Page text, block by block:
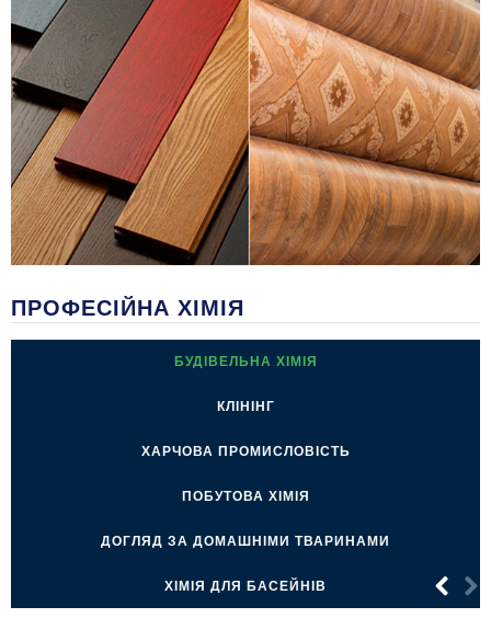
ПРОФЕСІЙНА ХІМІЯ
БУДIВЕЛЬНА ХIМIЯ
КЛIНIНГ
ХАРЧОВА ПРОМИСЛОВIСТЬ
ПОБУТОВА ХIМIЯ
ДОГЛЯД ЗА ДОМАШНІМИ ТВАРИНАМИ
ХІМІЯ ДЛЯ БАСЕЙНІВ